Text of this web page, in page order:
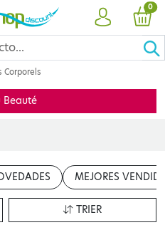
CUENTA
0
Corporels
Beauté
le contenu" MEJORES
TRIER